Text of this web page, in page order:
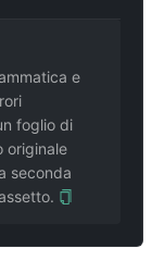
e
foglio di
originale
seconda